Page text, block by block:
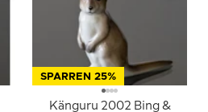
SPARREN 25%
Känguru 2002 Bing &